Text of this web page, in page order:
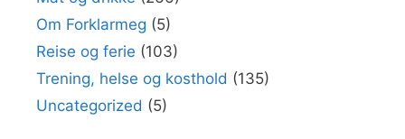
Om Forklarmeg (5)
Reise og ferie (103)
Trening, helse og kosthold (135)
Uncategorized (5)